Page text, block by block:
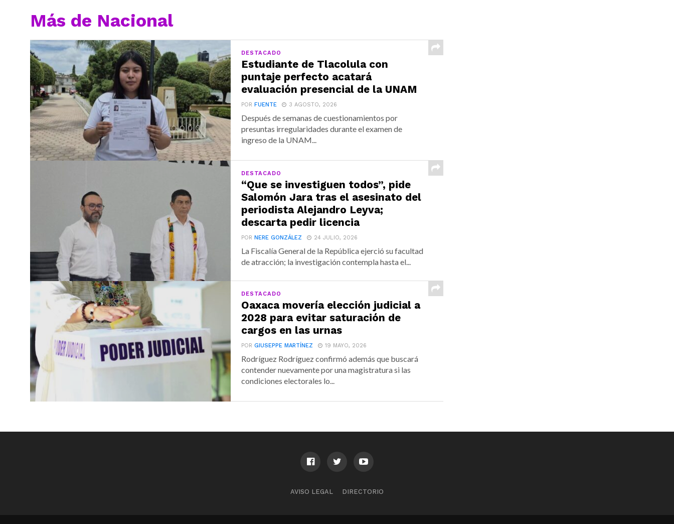
Más de Nacional
DESTACADO
Estudiante de Tlacolula con
puntaje perfecto acatará
evaluación presencial de la UNAM
PORFUENTE 3 AGOSTO, 2026
Después de semanas de cuestionamientos por
presuntas irregularidades durante el examen de
ingreso de la UNAM...
DESTACADO
“Que se investiguen todos”, pide
Salomón Jara tras el asesinato del
periodista Alejandro Leyva;
descarta pedir licencia
PORNERE GONZÁLEZ 24 JULIO, 2026
La Fiscalía General de la República ejerció su facultad
de atracción; la investigación contempla hasta el...
DESTACADO
Oaxaca movería elección judicial a
2028 para evitar saturación de
cargos en las urnas
PORGIUSEPPE MARTÍNEZ 19 MAYO, 2026
Rodríguez Rodríguez confirmó además que buscará
contender nuevamente por una magistratura si las
condiciones electorales lo...
AVISO LEGAL DIRECTORIO